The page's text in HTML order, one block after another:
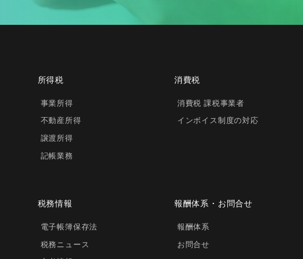
所得税
事業所得
不動産所得
譲渡所得
記帳業務
消費税
消費税 課税事業者
インボイス制度の対応
税務情報
電子帳簿保存法
税務ニュース
報酬体系・お問合せ
報酬体系
お問合せ